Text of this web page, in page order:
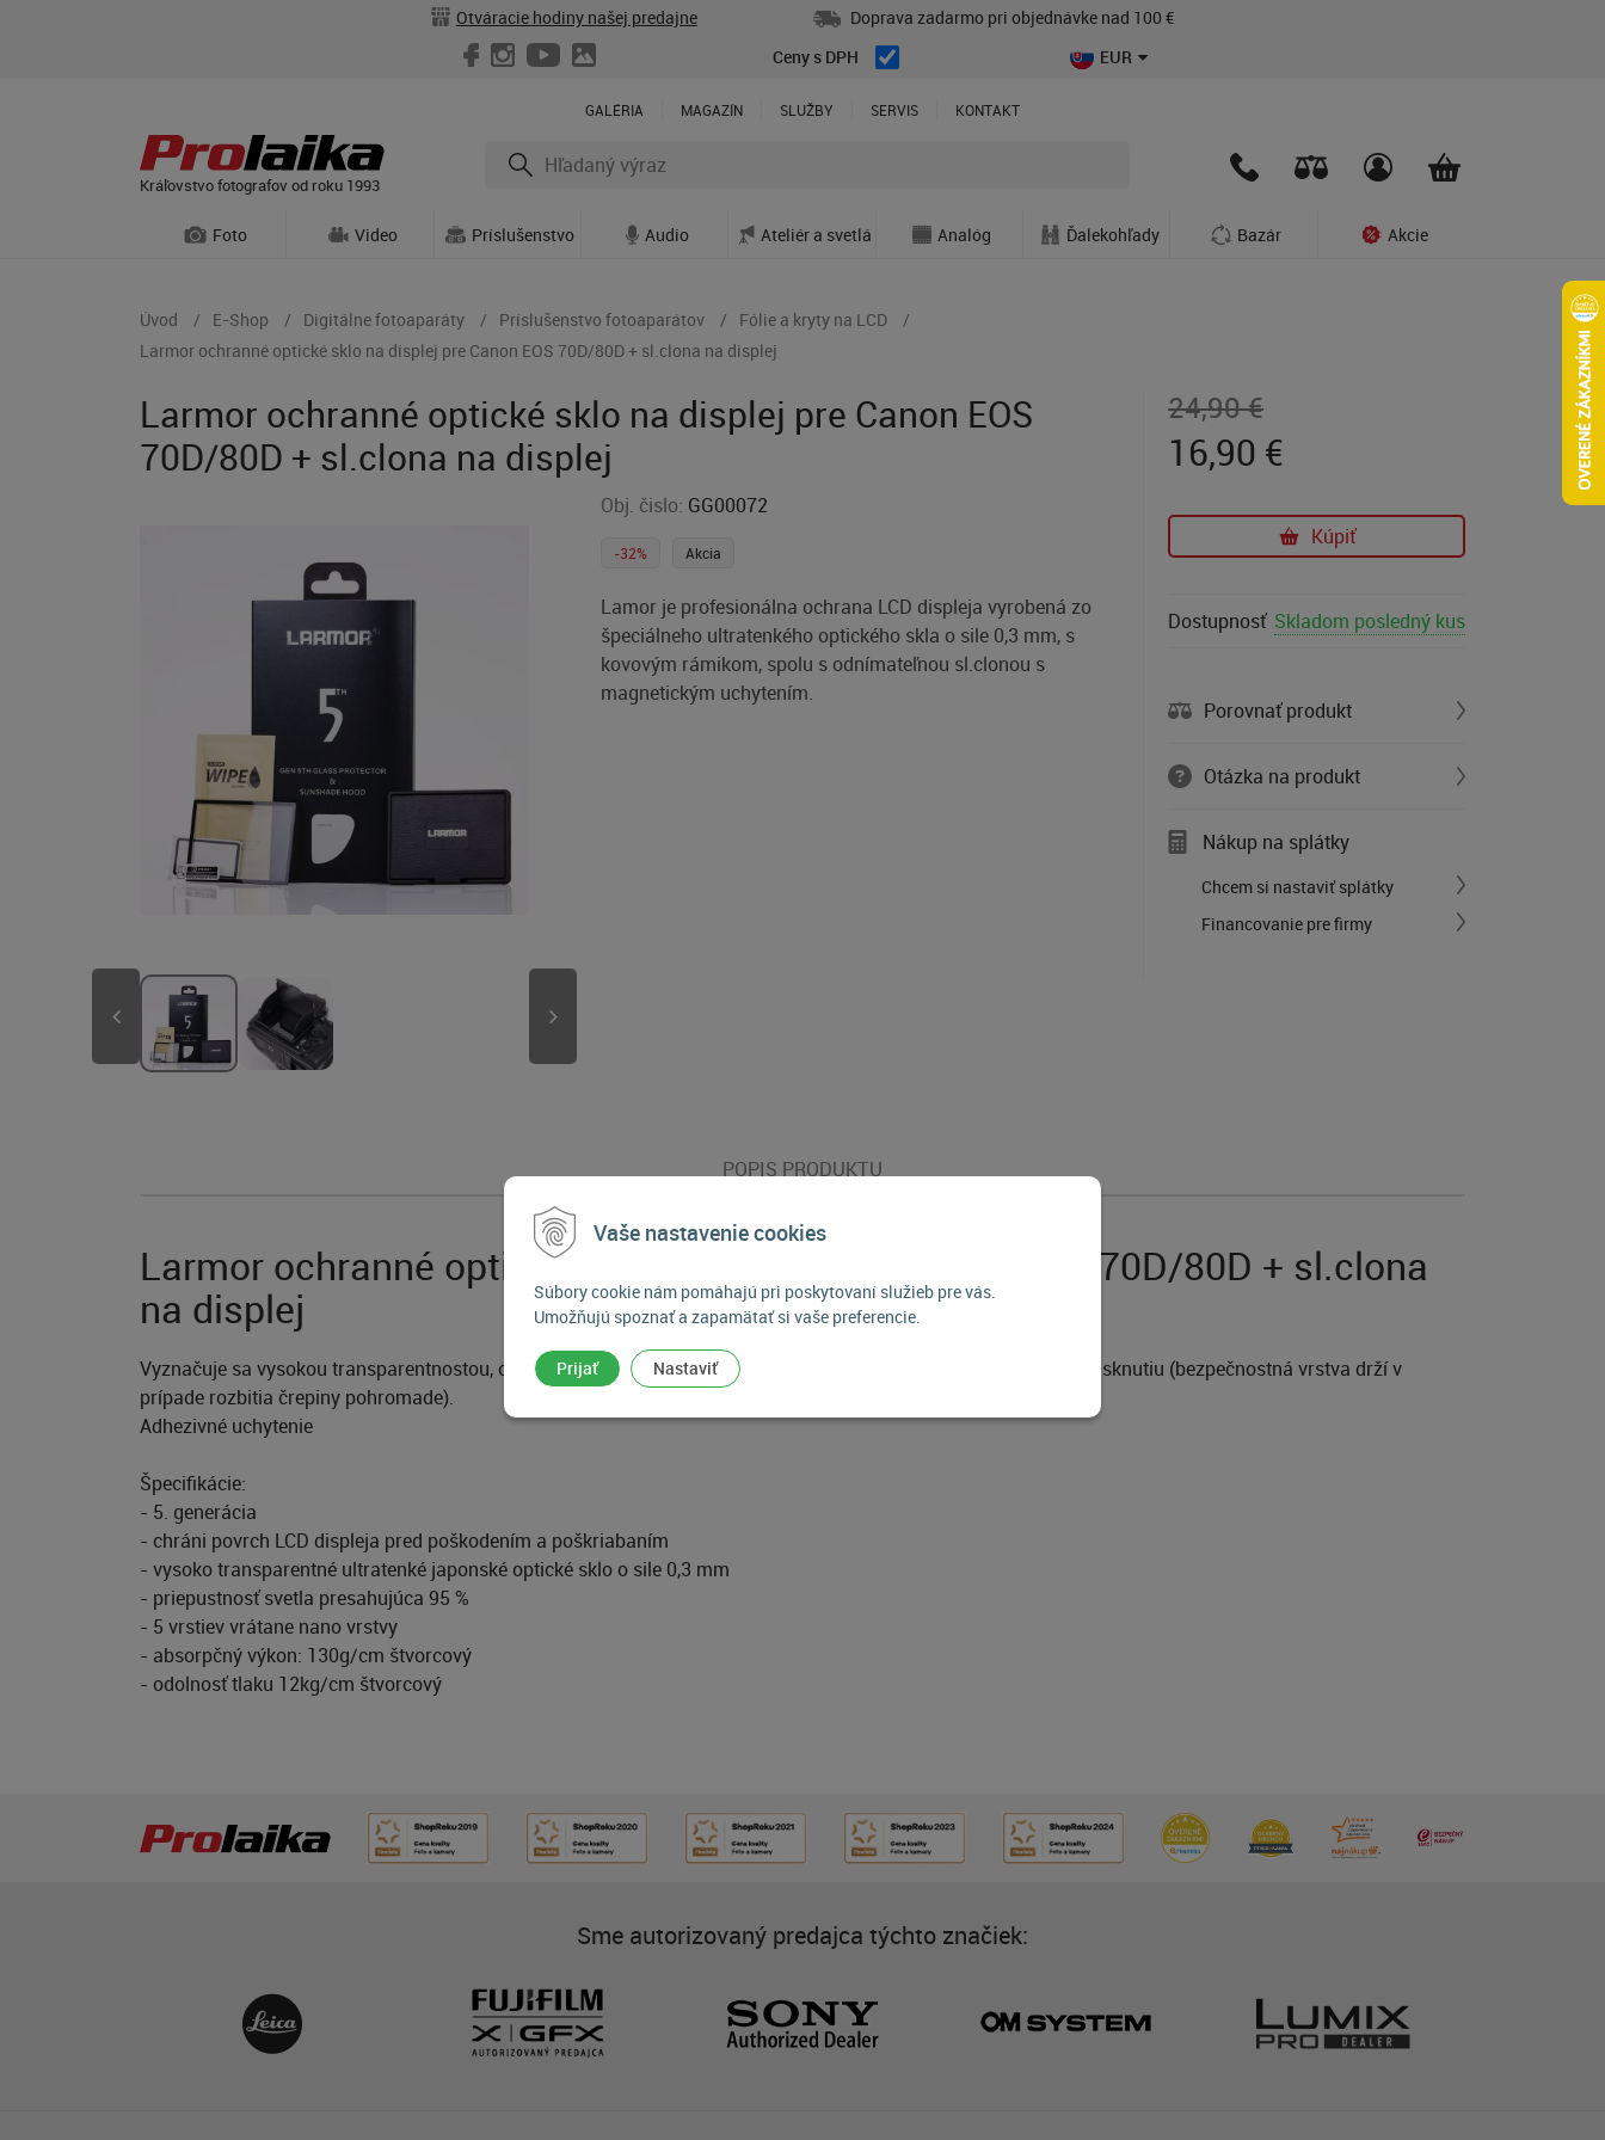
Vaše nastavenie cookies
Súbory cookie nám pomáhajú pri poskytovaní služieb pre vás.
Umožňujú spoznať a zapamätať si vaše preferencie.
Prijať Nastaviť
Otváracie hodiny našej predajne
Doprava zadarmo pri objednávke nad 100 €
Ceny s DPH
EUR
GALÉRIA MAGAZÍN SLUŽBY SERVIS KONTAKT
Kráľovstvo fotografov od roku 1993
Foto Video Príslušenstvo Audio Ateliér a svetlá Analóg Ďalekohľady Bazár Akcie
Úvod E-Shop Digitálne fotoaparáty Príslušenstvo fotoaparátov
Fólie a kryty na LCD
Larmor ochranné optické sklo na displej pre Canon EOS 70D/80D + sl.clona na displej
Larmor ochranné optické sklo na displej pre Canon EOS
70D/80D + sl.clona na displej
Obj. čislo: GG00072
-32% Akcia
Lamor je profesionálna ochrana LCD displeja vyrobená zo
špeciálneho ultratenkého optického skla o sile 0,3 mm, s
kovovým rámikom, spolu s odnímateľnou sl.clonou s
magnetickým uchytením.
24,90 €
16,90 €
Kúpiť
Dostupnosť Skladom posledný kus
Porovnať produkt
Otázka na produkt
Nákup na splátky
Chcem si nastaviť splátky
Financovanie pre firmy
POPIS PRODUKTU
Larmor ochranné optické sklo na displej pre Canon EOS 70D/80D + sl.clona
na displej
Vyznačuje sa vysokou transparentnostou, odolnosťou proti mechanickému poškodeniu (tvrdosť povrchu 9H) a prasknutiu (bezpečnostná vrstva drží v
prípade rozbitia črepiny pohromade).
Adhezivné uchytenie
Špecifikácie:
- 5. generácia
- chráni povrch LCD displeja pred poškodením a poškriabaním
- vysoko transparentné ultratenké japonské optické sklo o sile 0,3 mm
- priepustnosť svetla presahujúca 95 %
- 5 vrstiev vrátane nano vrstvy
- absorpčný výkon: 130g/cm štvorcový
- odolnosť tlaku 12kg/cm štvorcový
Sme autorizovaný predajca týchto značiek: